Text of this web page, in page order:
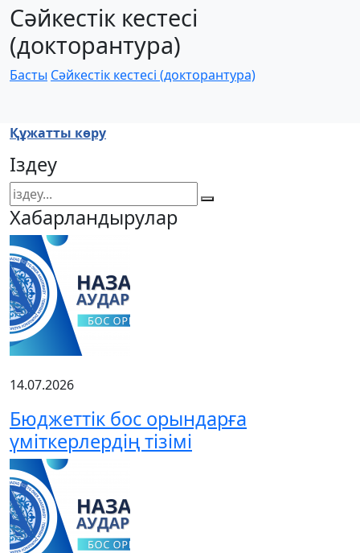
Сәйкестік кестесі
(докторантура)
Басты Сәйкестік кестесі (докторантура)
Құжатты көру
Іздеу
Хабарландырулар
14.07.2026
Бюджеттік бос орындарға
үміткерлердің тізімі